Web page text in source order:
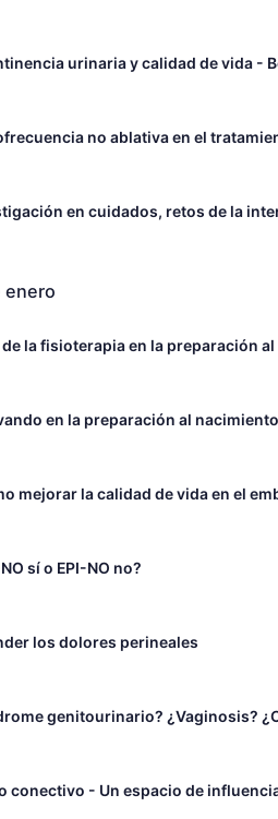
urinaria y calidad de vida -
no ablativa en el
en cuidados, retos de la
enero
de la fisioterapia en la preparación
en la preparación al nacimiento
mejorar la calidad de vida en el
sí o EPI-NO no?
los dolores perineales
genitourinario? ¿Vaginosis?
conectivo - Un espacio de